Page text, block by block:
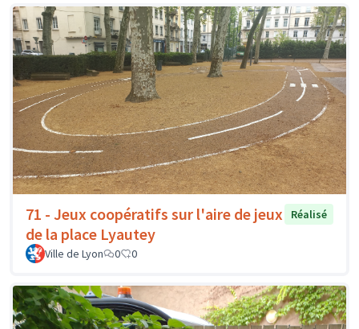
71 - Jeux coopératifs sur l'aire de jeux
de la place Lyautey
Réalisé
Ville de Lyon 0 0